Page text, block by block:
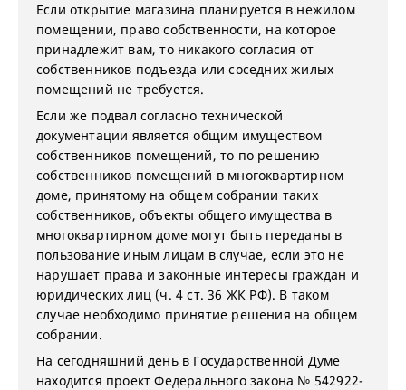
Если открытие магазина планируется в нежилом
помещении, право собственности, на которое
принадлежит вам, то никакого согласия от
собственников подъезда или соседних жилых
помещений не требуется.
Если же подвал согласно технической
документации является общим имуществом
собственников помещений, то по решению
собственников помещений в многоквартирном
доме, принятому на общем собрании таких
собственников, объекты общего имущества в
многоквартирном доме могут быть переданы в
пользование иным лицам в случае, если это не
нарушает права и законные интересы граждан и
юридических лиц (ч. 4 ст. 36 ЖК РФ). В таком
случае необходимо принятие решения на общем
собрании.
На сегодняшний день в Государственной Думе
находится проект Федерального закона № 542922-